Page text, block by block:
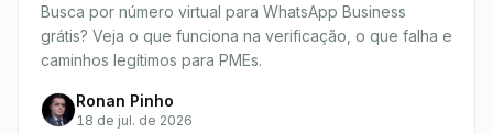
Busca por número virtual para WhatsApp Business
grátis? Veja o que funciona na verificação, o que falha e
caminhos legítimos para PMEs.
Ronan Pinho
18 de jul. de 2026